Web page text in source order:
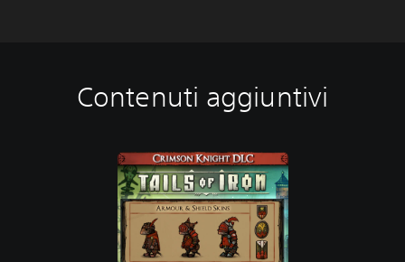
Contenuti aggiuntivi